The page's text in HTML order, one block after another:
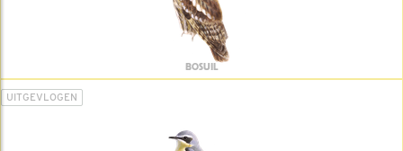
BOSUIL
UITGEVLOGEN